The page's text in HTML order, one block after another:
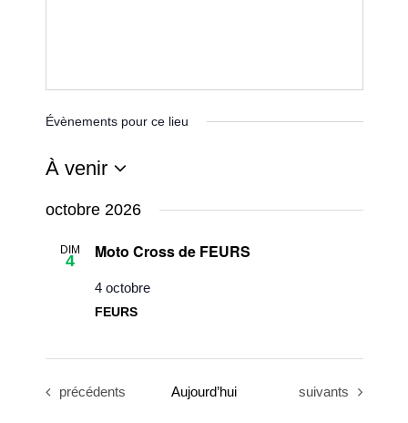
Évènements pour ce lieu
À venir
Sélectionnez
date.
octobre 2026
DIM
4 Moto Cross de FEURS
4 octobre
FEURS
Évènements
précédents Aujourd’hui Évènements
suivants